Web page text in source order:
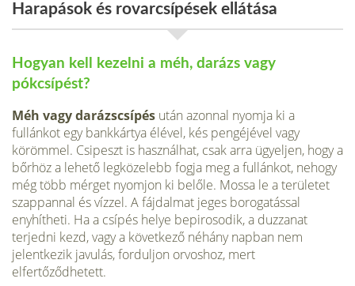
Harapások és rovarcsípések ellátása
Hogyan kell kezelni a méh, darázs vagy
pókcsípést?
Méh vagy darázscsípés után azonnal nyomja ki a
fullánkot egy bankkártya élével, kés pengéjével vagy
körömmel. Csipeszt is használhat, csak arra ügyeljen, hogy a
bőrhöz a lehető legközelebb fogja meg a fullánkot, nehogy
még több mérget nyomjon ki belőle. Mossa le a területet
szappannal és vízzel. A fájdalmat jeges borogatással
enyhítheti. Ha a csípés helye bepirosodik, a duzzanat
terjedni kezd, vagy a következő néhány napban nem
jelentkezik javulás, forduljon orvoshoz, mert
elfertőződhetett.